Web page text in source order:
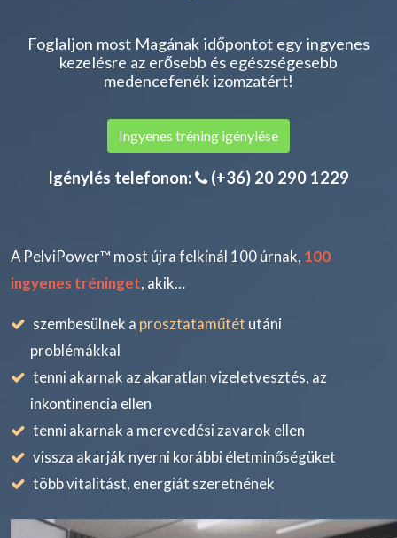
Foglaljon most Magának időpontot egy ingyenes
kezelésre az erősebb és egészségesebb
medencefenék izomzatért!
Ingyenes tréning igénylése
Igénylés telefonon: (+36) 20 290 1229
A PelviPower™ most újra felkínál 100 úrnak, 100
ingyenes tréninget, akik…
szembesülnek a prosztataműtét utáni
problémákkal
tenni akarnak az akaratlan vizeletvesztés, az
inkontinencia ellen
tenni akarnak a merevedési zavarok ellen
vissza akarják nyerni korábbi életminőségüket
több vitalitást, energiát szeretnének